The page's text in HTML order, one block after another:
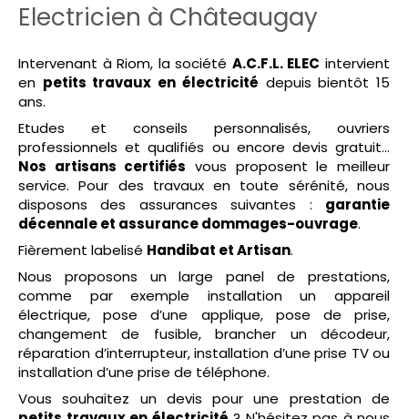
Electricien à Châteaugay
Intervenant à Riom, la société A.C.F.L. ELEC intervient
en petits travaux en électricité depuis bientôt 15
ans.
Etudes et conseils personnalisés, ouvriers
professionnels et qualifiés ou encore devis gratuit...
Nos artisans certifiés vous proposent le meilleur
service. Pour des travaux en toute sérénité, nous
disposons des assurances suivantes : garantie
décennale et assurance dommages-ouvrage.
Fièrement labelisé Handibat et Artisan.
Nous proposons un large panel de prestations,
comme par exemple installation un appareil
électrique, pose d’une applique, pose de prise,
changement de fusible, brancher un décodeur,
réparation d’interrupteur, installation d’une prise TV ou
installation d’une prise de téléphone.
Vous souhaitez un devis pour une prestation de